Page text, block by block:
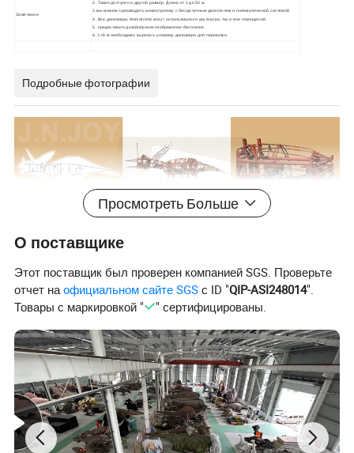
Замечание
2. Также доступен и другой размер. Длина от 1 до 50 м.
3.мы можем производить аниматронику с бесщеточным двигателем и пневматической системой.
4. Все динозавры Animatronic могут использоваться как внутри, так и вне помещений.
5. предоставьте дизайнерские изображения бесплатно
6. L>8 м необходимо вырезать упаковку динозавра для перевозки.
Подробные фотографии
Просмотреть Больше
О поставщике
Этот поставщик был проверен компанией SGS. Проверьте
отчет наофициальном сайте SGS с ID "QIP-ASI248014".
Товары с маркировкой "
" сертифицированы.